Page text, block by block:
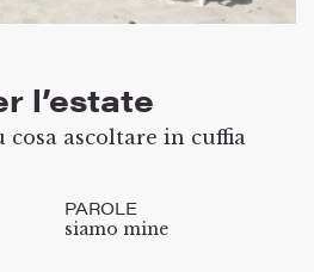
l’estate
cosa ascoltare in cuffia
PAROLE
siamo mine